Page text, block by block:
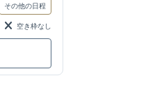
その他の日程
空き枠なし